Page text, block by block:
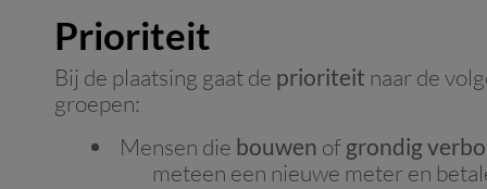
Prioriteit
Bij de plaatsing gaat de prioriteit naar de
groepen:
Mensen die bouwen of grondig
meteen een nieuwe meter en